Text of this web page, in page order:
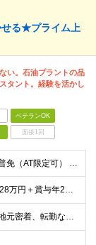
る★プライム上
い。石油プラントの品
タント。経験を活かし
ベテランOK
面接1回
【応募資格】 ・高卒以上・要普免（AT限定可） ・AutoCADの経験者 →自社で図面を一部変更する場合があるため。設計分野は不問です。 ・施工図面が読めること 【歓迎する経験】 ◎AutoCADの
【施工品質管理】 月給25万～28万円＋賞与年2回（原則固定支給額4ヵ月分）＋諸手当（残業手当全額など） ※経験・能力・前職給与を考慮して優遇します。 ※残業代は別途全額支給します。 ※試用期間は6
★千葉・大阪の自社事務所 ★地元密着、転勤なし！ ★Ｕ・Iターン歓迎！（面接交通費支給） 【具体的な勤務地】 ※当社堺事務所（大阪）もしくは五井事務所（千葉） ◆堺事務所 （住所） 大阪府堺市堺区